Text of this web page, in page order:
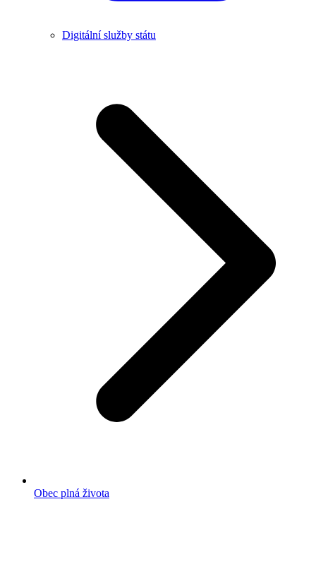
Digitální služby státu
Obec plná života